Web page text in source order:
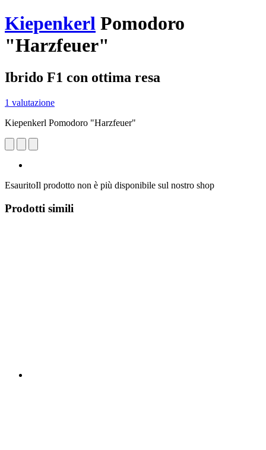
Kiepenkerl Pomodoro
"Harzfeuer"
Ibrido F1 con ottima resa
1 valutazione
Kiepenkerl Pomodoro "Harzfeuer"
EsauritoIl prodotto non è più disponibile sul nostro shop
Prodotti simili